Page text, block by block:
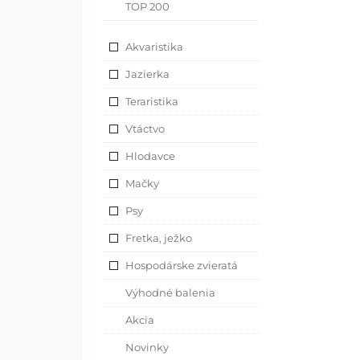
TOP 200
Akvaristika
Jazierka
Teraristika
Vtáctvo
Hlodavce
Mačky
Psy
Fretka, ježko
Hospodárske zvieratá
Výhodné balenia
Akcia
Novinky